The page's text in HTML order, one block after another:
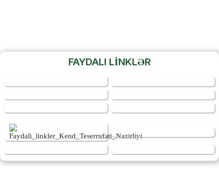
FAYDALI LİNKLƏR